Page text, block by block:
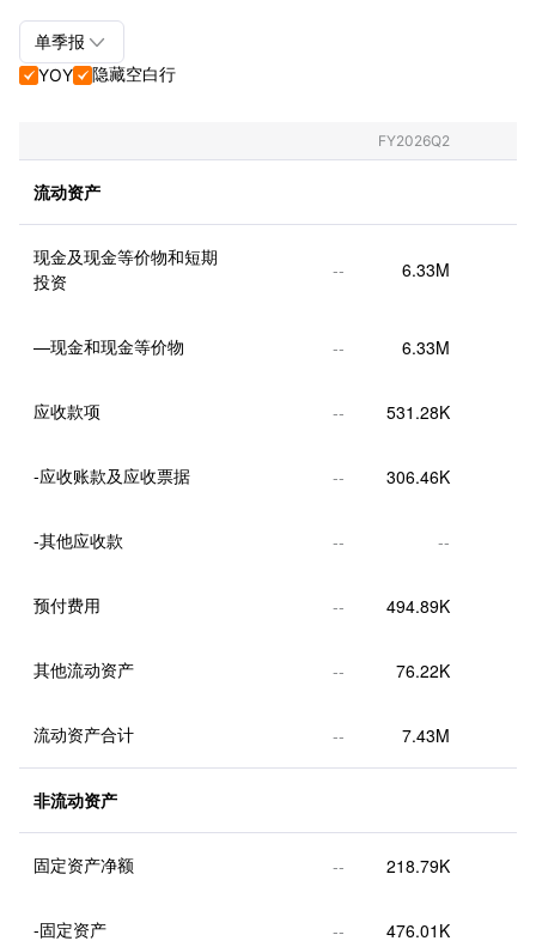
单季报 
YOY隐藏空白行
FY2026Q2
流动资产
现金及现金等价物和短期
投资
-- 6.33M
—现金和现金等价物 -- 6.33M
应收款项 -- 531.28K
-应收账款及应收票据 -- 306.46K
-其他应收款 -- --
预付费用 -- 494.89K
其他流动资产 -- 76.22K
流动资产合计 -- 7.43M
非流动资产
固定资产净额 -- 218.79K
-固定资产 -- 476.01K